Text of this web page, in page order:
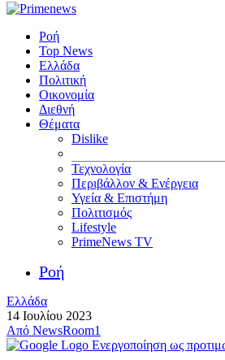
Ροή
Top News
Ελλάδα
Πολιτική
Οικονομία
Διεθνή
Θέματα
Dislike
Τεχνολογία
Περιβάλλον & Ενέργεια
Υγεία & Επιστήμη
Πολιτισμός
Lifestyle
PrimeNews TV
Ροή
Ελλάδα
14 Ιουλίου 2023
Από NewsRoom1
Ενεργοποίηση ως